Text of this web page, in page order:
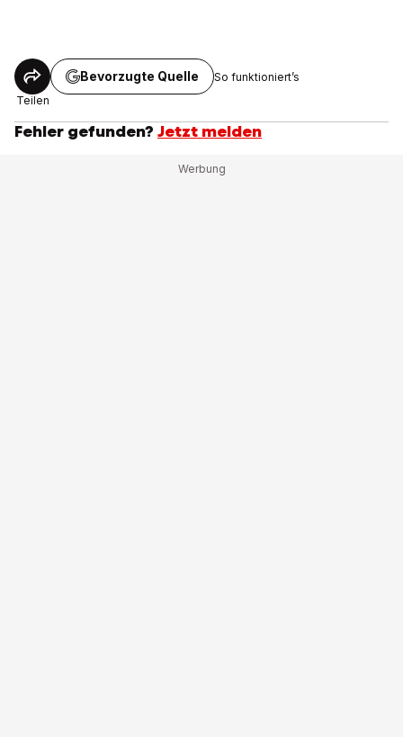
Teilen
Bevorzugte Quelle So funktioniert’s
Fehler gefunden? Jetzt melden